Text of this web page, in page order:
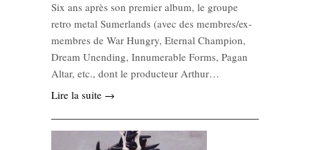
Six ans après son premier album, le groupe
retro metal Sumerlands (avec des membres/ex-
membres de War Hungry, Eternal Champion,
Dream Unending, Innumerable Forms, Pagan
Altar, etc., dont le producteur Arthur…
Lire la suite →